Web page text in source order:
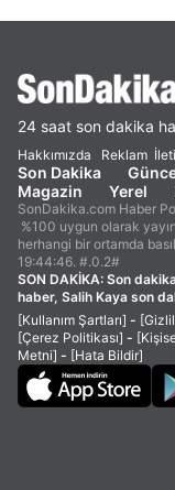
24 saat son dakika
Hakkımızda Reklam
Son Dakika
Magazin
Yerel
SonDakika.com Haber
%100 uygun olarak
herhangi bir ortamda
19:44:46. #.0.2#
SON DAKİKA: Son
haber, Salih Kaya son
[Kullanım Şartları] -
[Çerez Politikası] -
Metni] - [Hata Bildir]